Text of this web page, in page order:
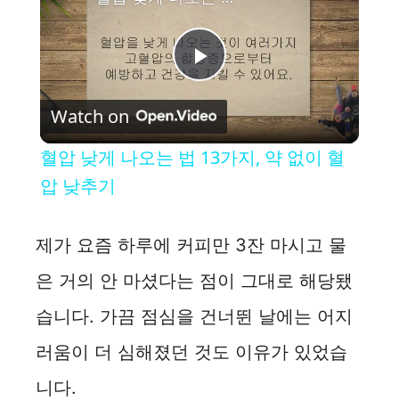
P
l
y
V
i
Watch on
혈압 낮게 나오는 법 13가지, 약 없이 혈
압 낮추기
제가 요즘 하루에 커피만 3잔 마시고 물
은 거의 안 마셨다는 점이 그대로 해당됐
습니다. 가끔 점심을 건너뛴 날에는 어지
러움이 더 심해졌던 것도 이유가 있었습
니다.